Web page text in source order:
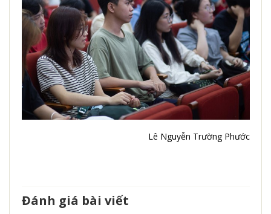
Lê Nguyễn Trường Phước
Đánh giá bài viết